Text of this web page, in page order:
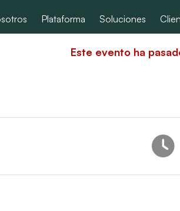
Plataforma Soluciones
Este evento ha